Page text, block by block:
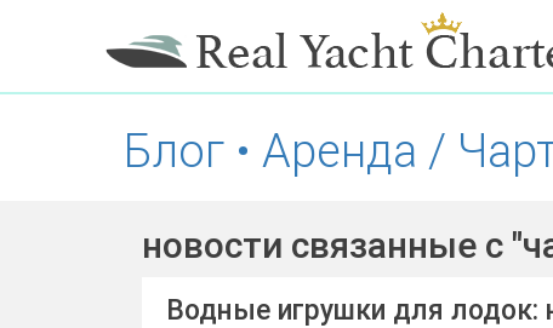
Блог • Аренда /
новости связанные с
Водные игрушки для лодок: